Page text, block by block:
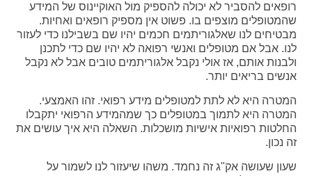
רופאים להסביר לא יכולה להספיק מול האוקיינוס של המידע
שהמטופלים מוצפים בו. פשוט אין מספיק רופאים ואחיות.
מבטיחים לנו שאלגוריתמים חכמים יהיו שם בשבילנו כדי לעזור
לנו. אבל אם מטופלים ואנשי רפואה לא יהיו שם כדי לתכנן
ולבנות אותם, אז אולי נקבל אלגוריתמים טובים אבל לא נקבל
אנשים בריאים יותר.
המטרה היא לא לתת למטופלים מידע רפואי. זהו האמצעי.
המטרה היא לתמוך במטופלים כך שמהמידע הרפואי יתקבלו
החלטות רפואיות אישיות מושכלות. השאלה היא איך עושים את
זה נכון.
שעון שעושה אק"ג זה נחמד. משהו שיעזור לנו לשמור על